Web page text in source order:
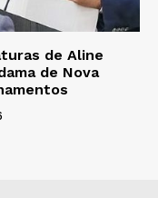
de Aline
de Nova